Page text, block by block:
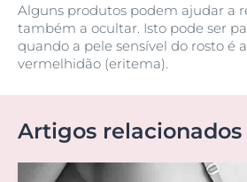
Alguns produtos podem ajudar a
também a ocultar. Isto pode ser
quando a pele sensível do rosto é
vermelhidão (eritema).
Artigos relacionados